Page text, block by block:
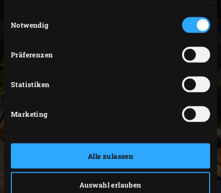
Notwendig
Präferenzen
Statistiken
Marketing
Alle zulassen
Auswahl erlauben